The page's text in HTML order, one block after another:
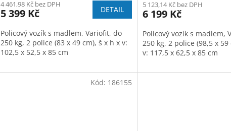
A
4 461,98 Kč bez DPH
5 399 Kč DETAIL
Policový vozík s madlem, Variofit, do
250 kg, 2 police (83 x 49 cm), š x h x v:
102,5 x 52,5 x 85 cm
5 123,14 Kč bez DPH
6 199 Kč
Policový vozík s madlem,
250 kg, 2 police (98,5 x 59
v: 117,5 x 62,5 x 85cm
Kód: 186155